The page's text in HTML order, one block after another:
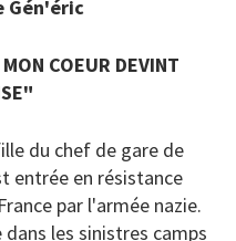
Gén'éric
COEUR DEVINT
du chef de gare de
entrée en résistance
par l'armée nazie.
les sinistres camps